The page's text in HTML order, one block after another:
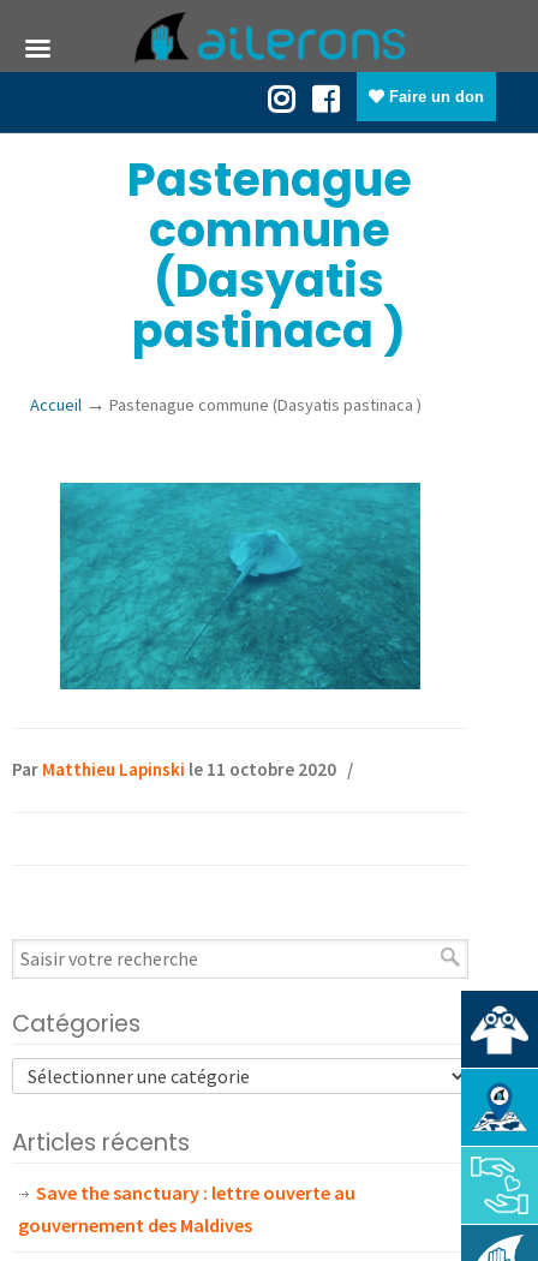
Faire un don
Pastenague
commune
(Dasyatis
pastinaca )
Accueil → Pastenague commune (Dasyatis pastinaca )
Par Matthieu Lapinski le 11 octobre 2020 /
Catégories
Articles récents
Save the sanctuary : lettre ouverte au
gouvernement des Maldives